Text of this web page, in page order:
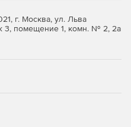
г. Москва, ул. Льва
3, помещение 1, комн. № 2, 2а